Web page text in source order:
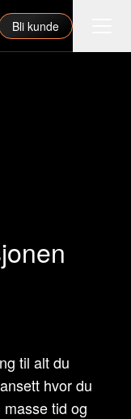
Bli kunde
til alt du
hvor du
tid og